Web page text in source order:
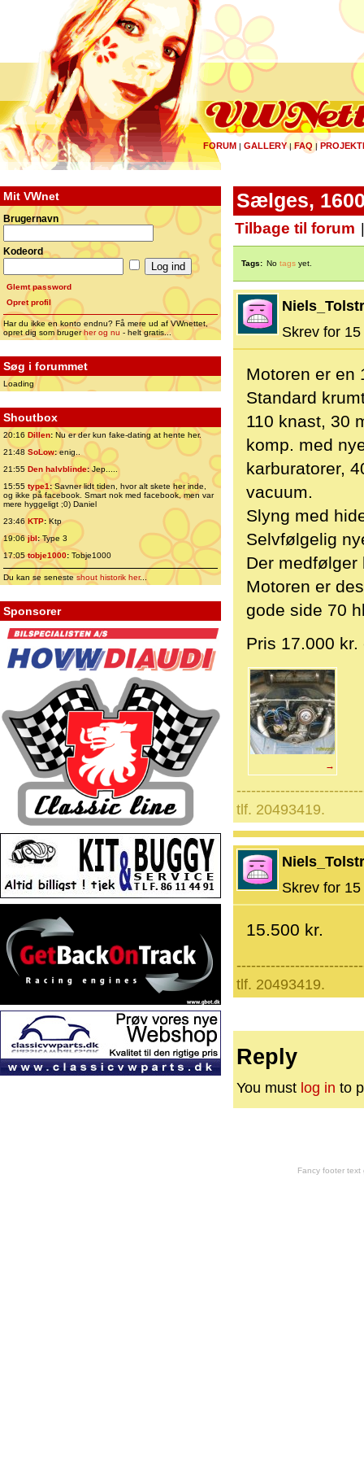
FORUM | GALLERY|FAQ |
Mit VWnet
Brugernavn
Kodeord
Glemt password
Opret profil
Har du ikke en konto endnu? Få mere ud af VWnettet,
opret dig som brugerher og nu - helt gratis...
Søg i forummet
Loading
Shoutbox
20:16 Dillen: Nu er der kun fake-dating at hente her.
21:48 SoLow:enig..
21:55 Den halvblinde:Jep.....
15:55 type1:Savner lidt tiden, hvor alt skete her inde,
og ikke på facebook. Smart nok med facebook, men var
mere hyggeligt ;0) Daniel
23:46 KTP:Ktp
19:06jbl:Type 3
17:05tobje1000: Tobje1000
Du kan se senesteshout historik her...
Sponsorer
Sælges,
Tilbage til forum
Tags: No tags yet.
Skrev for
Motoren er en
Standard
110 knast, 30
komp. med
karburatorer,
vacuum.
Slyng med
Selvfølgelig
Der
Motoren er
gode side 70
Pris 17.000
→
tlf. 20493419.
Skrev for
15.500 kr.
tlf. 20493419.
Reply
You must log in to
Fancy footer